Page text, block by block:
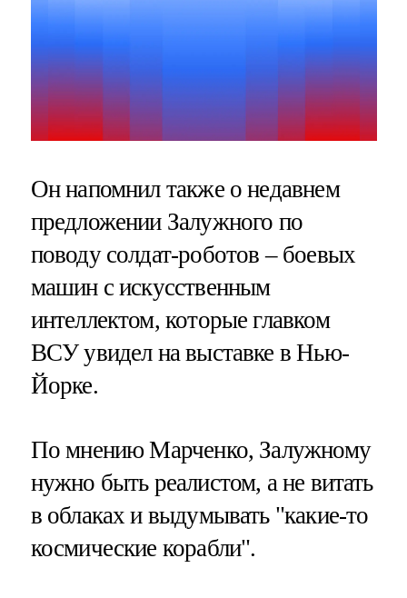
Он напомнил также о недавнем
предложении Залужного по
поводу солдат-роботов – боевых
машин с искусственным
интеллектом, которые главком
ВСУ увидел на выставке в Нью-
Йорке.
По мнению Марченко, Залужному
нужно быть реалистом, а не витать
в облаках и выдумывать "какие-то
космические корабли".